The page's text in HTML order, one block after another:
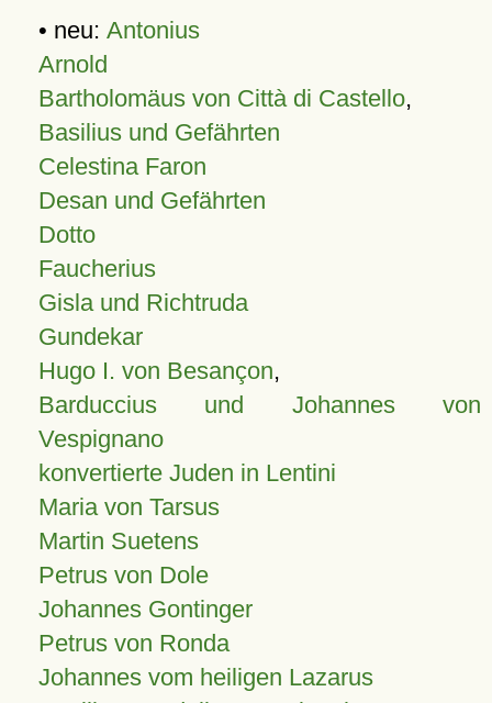
• neu: Antonius
Arnold
Bartholomäus von Città di Castello,
Basilius und Gefährten
Celestina Faron
Desan und Gefährten
Dotto
Faucherius
Gisla und Richtruda
Gundekar
Hugo I. von Besançon,
Barduccius und Johannes von
Vespignano
konvertierte Juden in Lentini
Maria von Tarsus
Martin Suetens
Petrus von Dole
Johannes Gontinger
Petrus von Ronda
Johannes vom heiligen Lazarus